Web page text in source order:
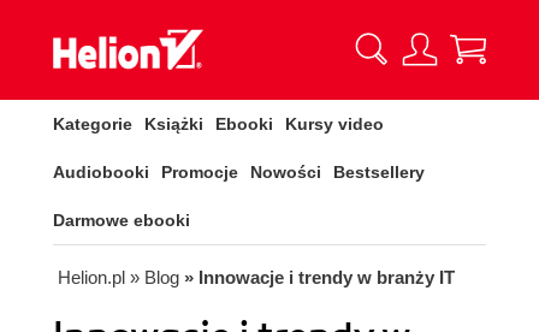
Kategorie Książki Ebooki Kursy video
Audiobooki Promocje Nowości Bestsellery
Darmowe ebooki
Helion.pl » Blog » Innowacje i trendy w branży IT